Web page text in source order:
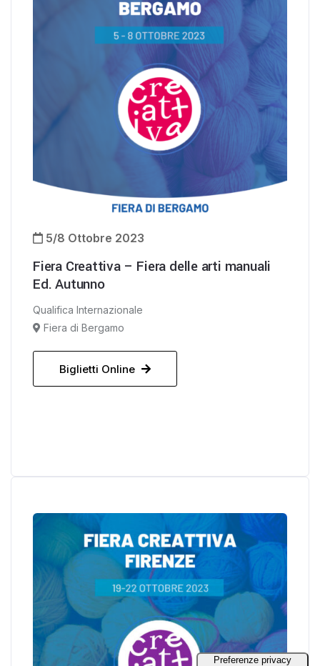
5/8 Ottobre 2023
Fiera Creattiva – Fiera delle arti manuali
Ed. Autunno
Qualifica Internazionale
Fiera di Bergamo
Biglietti Online